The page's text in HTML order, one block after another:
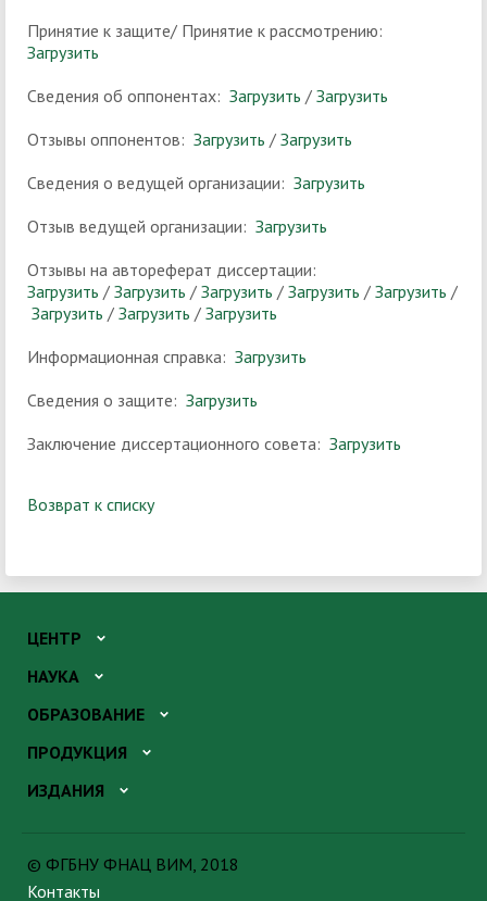
Принятие к защите/ Принятие к рассмотрению:
Загрузить
Сведения об оппонентах: Загрузить / Загрузить
Отзывы оппонентов: Загрузить / Загрузить
Сведения о ведущей организации: Загрузить
Отзыв ведущей организации: Загрузить
Отзывы на автореферат диссертации:
Загрузить / Загрузить / Загрузить / Загрузить / Загрузить /
Загрузить / Загрузить / Загрузить
Информационная справка: Загрузить
Сведения о защите: Загрузить
Заключение диссертационного совета: Загрузить
Возврат к списку
ЦЕНТР
НАУКА
ОБРАЗОВАНИЕ
ПРОДУКЦИЯ
ИЗДАНИЯ
© ФГБНУ ФНАЦ ВИМ, 2018
Контакты